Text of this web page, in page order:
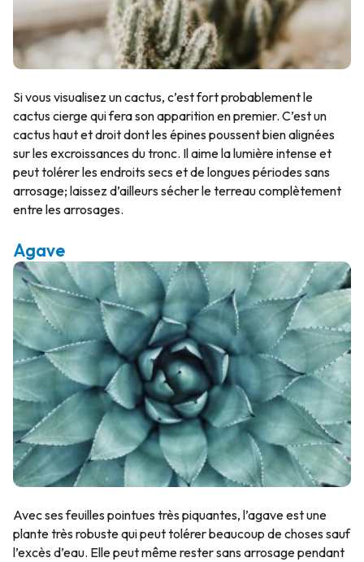
Si vous visualisez un cactus, c’est fort probablement le
cactus cierge qui fera son apparition en premier. C’est un
cactus haut et droit dont les épines poussent bien alignées
sur les excroissances du tronc. Il aime la lumière intense et
peut tolérer les endroits secs et de longues périodes sans
arrosage; laissez d’ailleurs sécher le terreau complètement
entre les arrosages.
Agave
Avec ses feuilles pointues très piquantes, l’agave est une
plante très robuste qui peut tolérer beaucoup de choses sauf
l’excès d’eau. Elle peut même rester sans arrosage pendant